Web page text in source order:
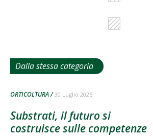
Dalla stessa categoria
ORTICOLTURA 30 Luglio 2026
Substrati, il futuro si
costruisce sulle competenze